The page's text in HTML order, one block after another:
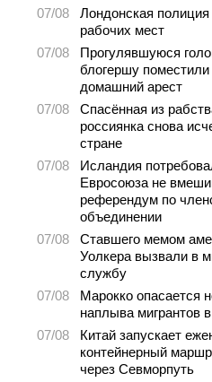
07/08
Лондонская
рабочих мест
07/08
Прогулявшуюся
блогершу поместили
домашний арест
07/08
Спасённая из
россиянка снова
стране
07/08
Исландия
Евросоюза не
референдум по
объединении
07/08
Ставшего мемом
Уолкера вызвали в
службу
07/08
Марокко опасается
наплыва мигрантов
07/08
Китай запускает
контейнерный
через Севморпуть